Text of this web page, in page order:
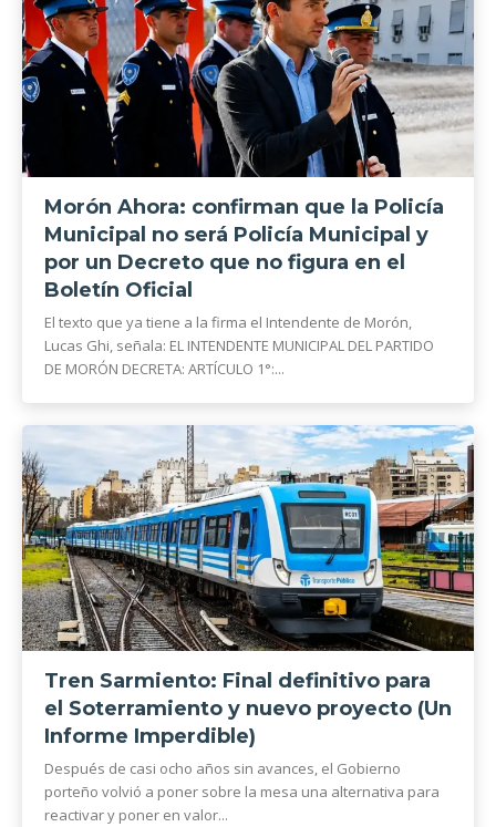
Morón Ahora: confirman que la Policía
Municipal no será Policía Municipal y
por un Decreto que no figura en el
Boletín Oficial
El texto que ya tiene a la firma el Intendente de Morón,
Lucas Ghi, señala: EL INTENDENTE MUNICIPAL DEL PARTIDO
DE MORÓN DECRETA: ARTÍCULO 1°:...
Tren Sarmiento: Final definitivo para
el Soterramiento y nuevo proyecto (Un
Informe Imperdible)
Después de casi ocho años sin avances, el Gobierno
porteño volvió a poner sobre la mesa una alternativa para
reactivar y poner en valor...